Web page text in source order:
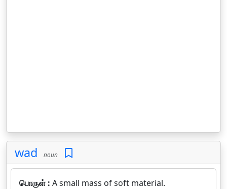
wad noun
பொருள் : A small mass of soft material.